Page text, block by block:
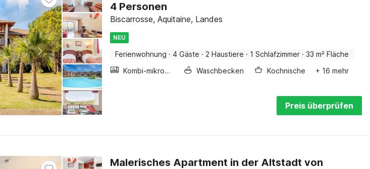
4 Personen
Biscarrosse, Aquitaine, Landes
NEU
Ferienwohnung · 4 Gäste · 2 Haustiere · 1 Schlafzimmer · 33 m² Fläche
Kombi-mikrowelle
Waschbecken Kochnische + 16 mehr
Preis überprüfen
Malerisches Apartment in der Altstadt von